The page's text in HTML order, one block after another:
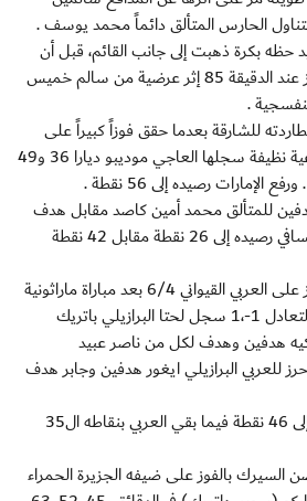
الحارس المتألق دائماً محمد يوسف .
بكرة ذهبت إلى جانب القائم، قبل أن
يسجل هو نفسه هدف الفوز عند الدقيقة 85 إثر عرضية من سالم خميس
.
للشارقة بعدما حقق فوزاً كبيراً على
حساب مضيفه الرمس برباعية نظيفة سجلها العاجي موديبو ديارا 36 و49
للمتألق محمد أمين كاصد مقابل هدف
سجله باولو روبرتو . ورفع مسافي رصيده إلى 26 نقطة مقابل 42 نقطة
وعزز حتا مركزه الثالث بالفوز على العربي القيواني 6/4 بعد مباراة ماراثونية
مثيرة انتهى شوطها الأول بالتعادل 1-،1 سجل لحتا البرازيلي باتريك
هدفين وهدف لكل من ناصر عبيد
للعربي البرازيلي ايغور هدفين وجابر هدف
وبهذا الفوز يرفع حتا رصيده إلى 46 نقطة فيما بقي العربي بنقاطه ال35
بالفوز على ضيفه الجزيرة الحمراء